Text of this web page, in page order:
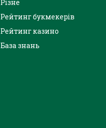
Різне
Рейтинг букмекерів
Рейтинг казино
База знань